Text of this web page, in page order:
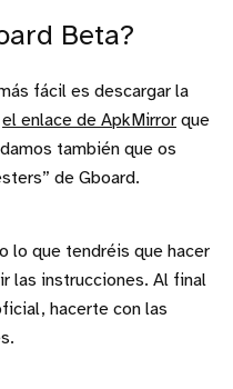
Beta?
fácil es descargar la
el enlace de ApkMirror que
también que os
de Gboard.
lo que tendréis que hacer
las instrucciones. Al final
hacerte con las